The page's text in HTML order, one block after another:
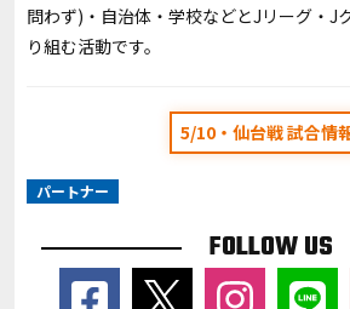
問わず)・自治体・学校などとJリーグ・J
り組む活動です。
5/10・仙台戦 試合情
パートナー
FOLLOW US